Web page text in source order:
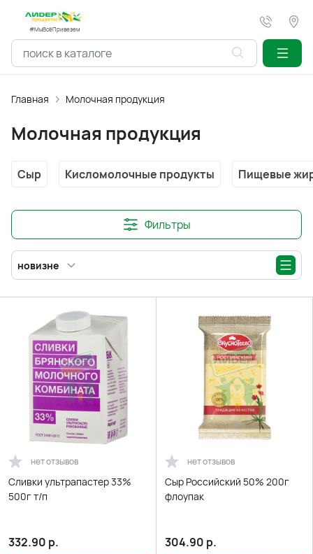
#МыВсёПривезем
Главная Молочная продукция
Молочная продукция
Сыр Кисломолочные продукты Пищевые
Фильтры
новизне
нет отзывов
Сливки ультрапастер 33%
500г т/п
332.90 р.
нет отзывов
Сыр Российский 50% 200г
флоупак
304.90 р.